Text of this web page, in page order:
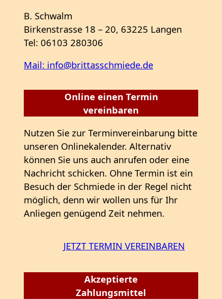
B. Schwalm
Birkenstrasse 18 – 20, 63225 Langen
Tel: 06103 280306
Mail: info@brittasschmiede.de
Online einen Termin
vereinbaren
Nutzen Sie zur Terminvereinbarung bitte
unseren Onlinekalender. Alternativ
können Sie uns auch anrufen oder eine
Nachricht schicken. Ohne Termin ist ein
Besuch der Schmiede in der Regel nicht
möglich, denn wir wollen uns für Ihr
Anliegen genügend Zeit nehmen.
JETZT TERMIN VEREINBAREN
Akzeptierte
Zahlungsmittel